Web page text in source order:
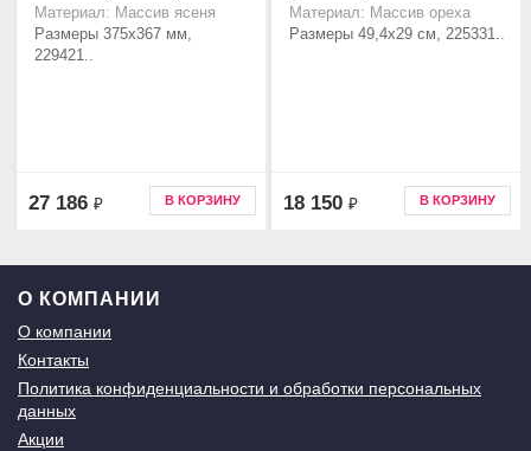
Материал: Массив ясеня
Размеры 375x367 мм,
229421..
27 186 ₽ В КОРЗИНУ
Материал: Массив ореха
Размеры 49,4x29 см, 225331..
18 150 ₽ В КОРЗИНУ
О КОМПАНИИ
О компании
Контакты
Политика конфиденциальности и обработки персональных
данных
Акции